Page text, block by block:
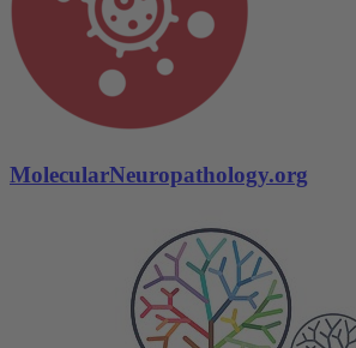
MolecularNeuropathology.org